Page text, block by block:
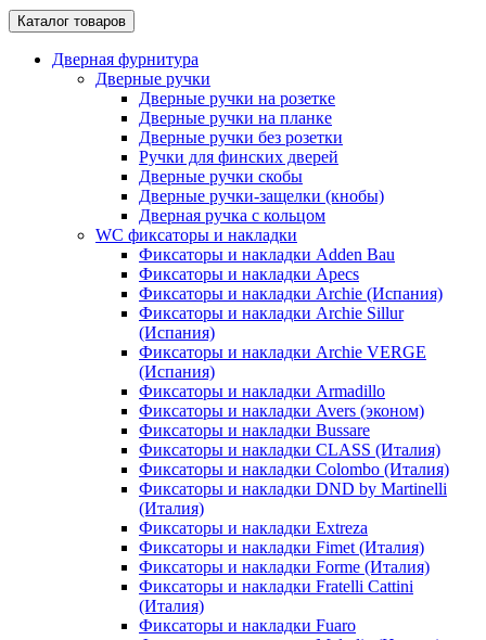
Каталог товаров
Дверная фурнитура
Дверные ручки
Дверные ручки на розетке
Дверные ручки на планке
Дверные ручки без розетки
Ручки для финских дверей
Дверные ручки скобы
Дверные ручки-защелки (кнобы)
Дверная ручка с кольцом
WC фиксаторы и накладки
Фиксаторы и накладки Adden Bau
Фиксаторы и накладки Apecs
Фиксаторы и накладки Archie (Испания)
Фиксаторы и накладки Archie Sillur
(Испания)
Фиксаторы и накладки Archie VERGE
(Испания)
Фиксаторы и накладки Armadillo
Фиксаторы и накладки Avers (эконом)
Фиксаторы и накладки Bussare
Фиксаторы и накладки CLASS (Италия)
Фиксаторы и накладки Colombo (Италия)
Фиксаторы и накладки DND by Martinelli
(Италия)
Фиксаторы и накладки Extreza
Фиксаторы и накладки Fimet (Италия)
Фиксаторы и накладки Forme (Италия)
Фиксаторы и накладки Fratelli Cattini
(Италия)
Фиксаторы и накладки Fuaro